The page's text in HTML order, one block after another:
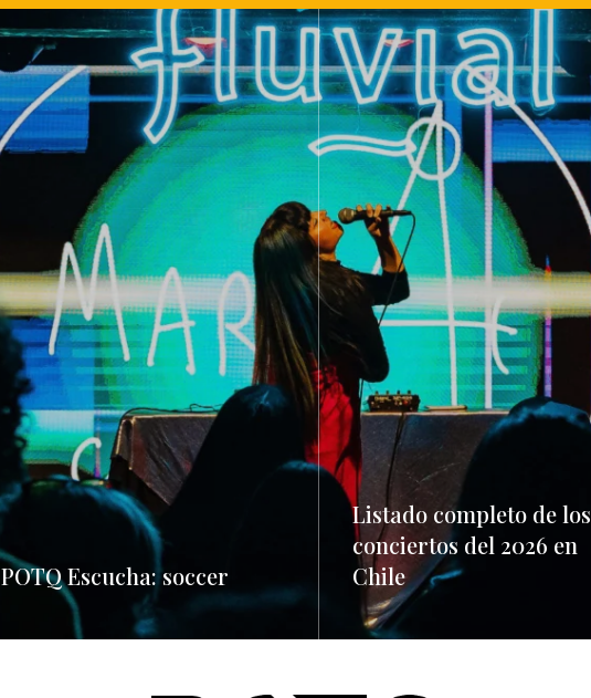
POTQ Escucha: soccer
Listado completo de los
conciertos del 2026 en
Chile
READ MORE